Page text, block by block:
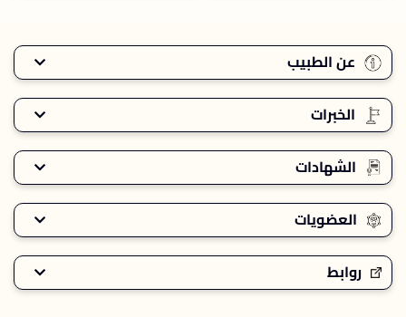
عن الطبيب
الخبرات
الشهادات
العضويات
روابط